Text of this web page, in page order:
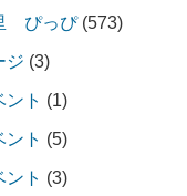
ぴっぴ(573)
ジ (3)
ント (1)
ント (5)
ント (3)